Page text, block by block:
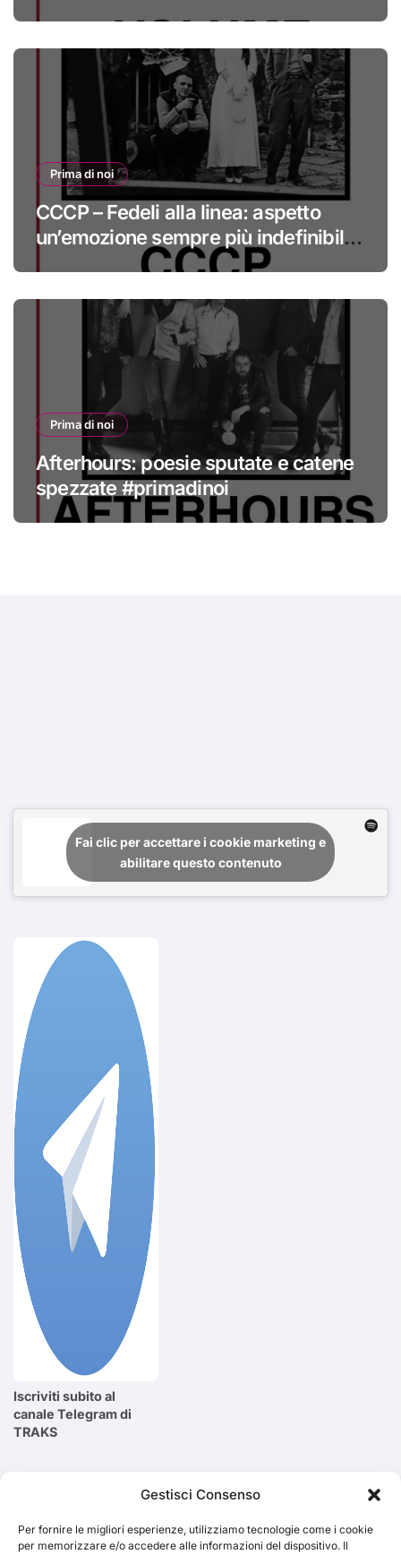
Gestisci Consenso
Per fornire le migliori esperienze, utilizziamo tecnologie come i cookie
per memorizzare e/o accedere alle informazioni del dispositivo. Il
Prima di noi
CCCP – Fedeli alla linea: aspetto
un’emozione sempre più indefinibile
#primadinoi
Prima di noi
Afterhours: poesie sputate e catene
spezzate #primadinoi
Fai clic per accettare i cookie marketing e
abilitare questo contenuto
Iscriviti subito al
canale Telegram di
TRAKS
Cerca